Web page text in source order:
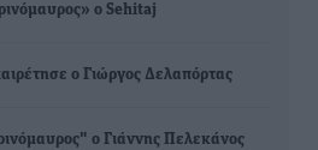
ο Sehitaj
ο Γιώργος Δελαπόρτας
ο Γιάννης Πελεκάνος